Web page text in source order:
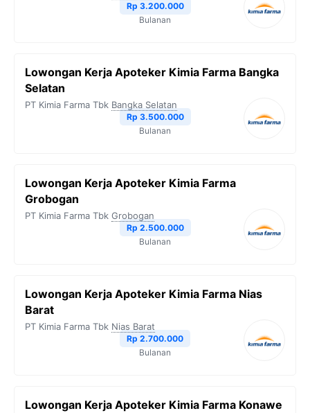
Rp 3.200.000
Bulanan
Lowongan Kerja Apoteker Kimia Farma Bangka
Selatan
PT Kimia Farma Tbk Bangka Selatan
Rp 3.500.000
Bulanan
Lowongan Kerja Apoteker Kimia Farma
Grobogan
PT Kimia Farma Tbk Grobogan
Rp 2.500.000
Bulanan
Lowongan Kerja Apoteker Kimia Farma Nias
Barat
PT Kimia Farma Tbk Nias Barat
Rp 2.700.000
Bulanan
Lowongan Kerja Apoteker Kimia Farma Konawe